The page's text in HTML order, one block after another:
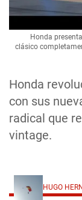
Honda
con sus
radical que
vintage.
Honda
clásico
HUGO